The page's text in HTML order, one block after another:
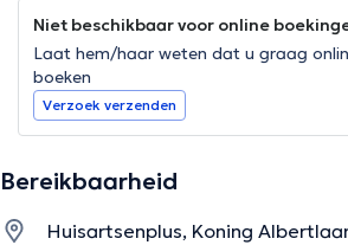
Niet beschikbaar voor online
Laat hem/haar weten dat u graag
boeken
Verzoek verzenden
Bereikbaarheid
Huisartsenplus, Koning